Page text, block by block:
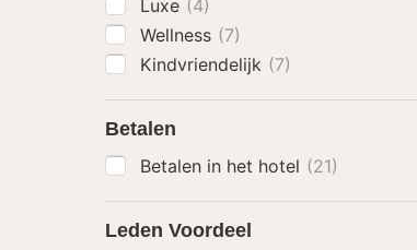
Luxe (4)
Wellness (7)
Kindvriendelijk (7)
Betalen
Betalen in het hotel (21)
Leden Voordeel